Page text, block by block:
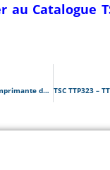
au Catalogue
TSC TDP247 / Imprimante de bureau pour étiquettes thermiques